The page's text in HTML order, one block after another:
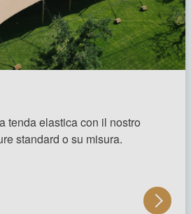
tenda elastica con il nostro
standard o su misura.